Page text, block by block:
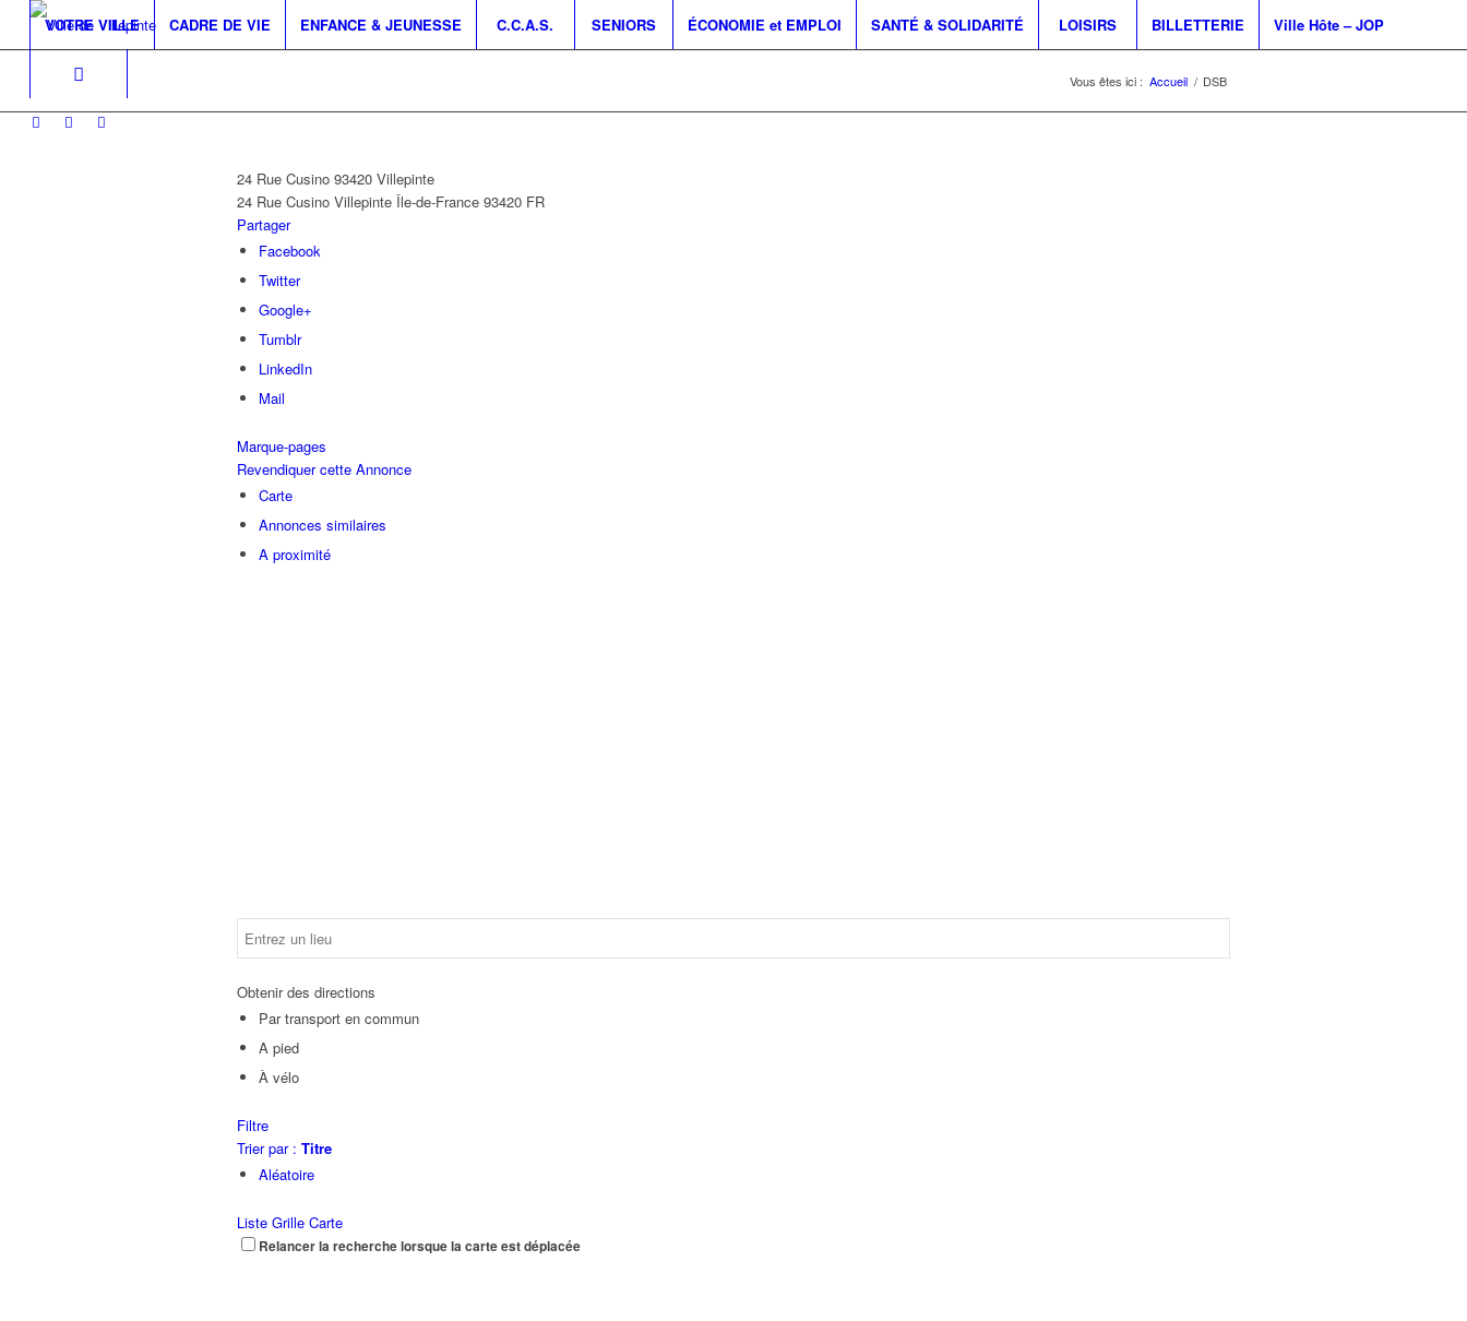
VOTRE VILLE CADRE DE VIE ENFANCE & JEUNESSE C.C.A.S. SENIORS ÉCONOMIE et EMPLOI SANTÉ & SOLIDARITÉ LOISIRS BILLETTERIE Ville Hôte – JOP
Vous êtes ici : Accueil / DSB
24 Rue Cusino 93420 Villepinte
24 Rue Cusino Villepinte Île-de-France 93420 FR
Partager
Facebook
Twitter
Google+
Tumblr
LinkedIn
Mail
Marque-pages
Revendiquer cette Annonce
Carte
Annonces similaires
A proximité
Obtenir des directions
Par transport en commun
A pied
À vélo
Filtre
Trier par : Titre
Aléatoire
Liste Grille Carte
Relancer la recherche lorsque la carte est déplacée